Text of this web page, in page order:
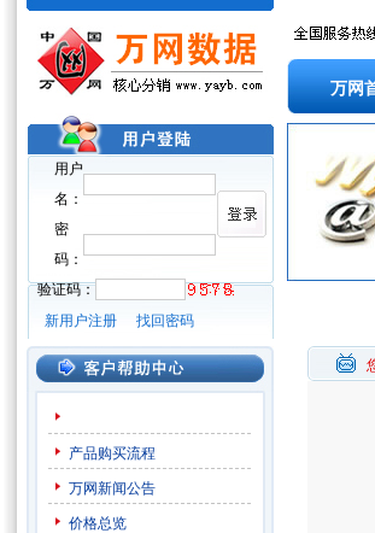
用户
名：
密
码：
验证码：
新用户注册
找回密码
万网
产品购买流程
万网新闻公告
价格总览